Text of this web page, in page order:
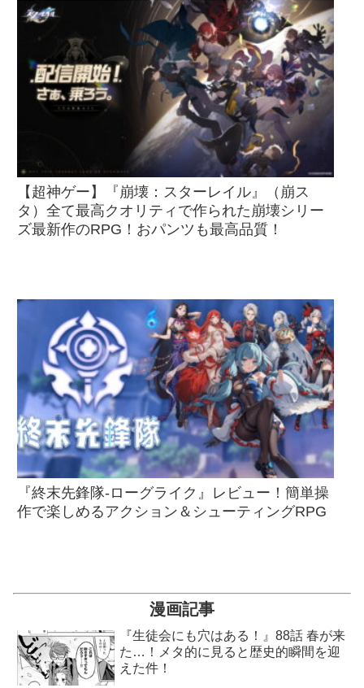
【超神ゲー】『崩壊：スターレイル』（崩ス
タ）全て最高クオリティで作られた崩壊シリー
ズ最新作のRPG！おパンツも最高品質！
『終末先鋒隊-ローグライク』レビュー！簡単操
作で楽しめるアクション＆シューティングRPG
漫画記事
『生徒会にも穴はある！』88話 春が来
た…！メタ的に見ると歴史的瞬間を迎
えた件！